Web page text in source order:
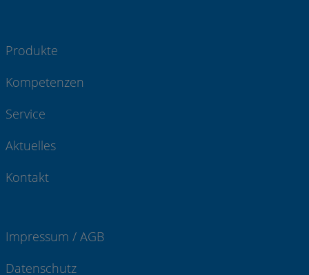
Produkte
Kompetenzen
Service
Aktuelles
Kontakt
Impressum / AGB
Datenschutz